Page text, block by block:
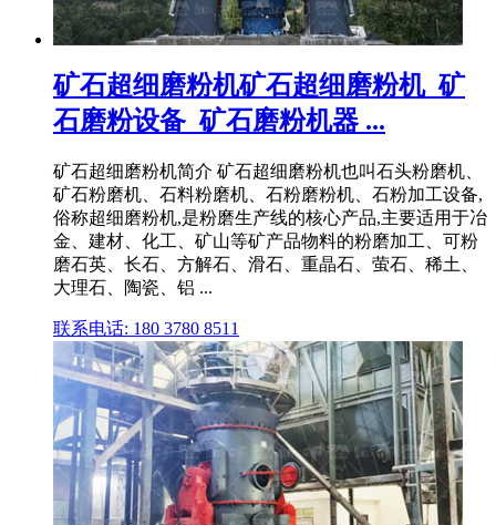
矿石超细磨粉机矿石超细磨粉机_矿
石磨粉设备_矿石磨粉机器 ...
矿石超细磨粉机简介 矿石超细磨粉机也叫石头粉磨机、
矿石粉磨机、石料粉磨机、石粉磨粉机、石粉加工设备,
俗称超细磨粉机,是粉磨生产线的核心产品,主要适用于冶
金、建材、化工、矿山等矿产品物料的粉磨加工、可粉
磨石英、长石、方解石、滑石、重晶石、萤石、稀土、
大理石、陶瓷、铝 ...
联系电话: 180 3780 8511